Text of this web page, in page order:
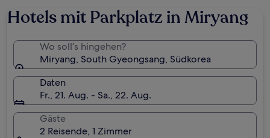
Hotels mit Parkplatz in Miryang
Wo soll’s hingehen?
Miryang, South Gyeongsang, Südkorea
Daten
Fr., 21. Aug. - Sa., 22. Aug.
Gäste
2 Reisende, 1 Zimmer